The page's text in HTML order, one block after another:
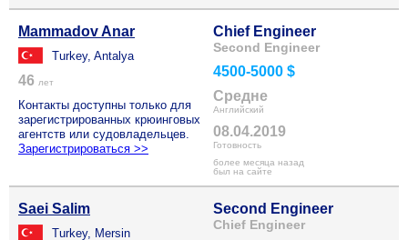
Mammadov Anar
Turkey, Antalya
46 лет
Контакты доступны только для
зарегистрированных крюинговых
агентств или судовладельцев.
Зарегистрироваться >>
Chief Engineer
Second Engineer
4500-5000 $
Средне
Английский
08.04.2019
Готовность
более месяца назад
был на сайте
Saei Salim
Turkey, Mersin
Second Engineer
Chief Engineer